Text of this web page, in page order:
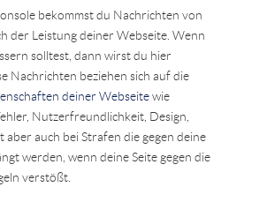
bekommst du Nachrichten von
der Leistung deiner Webseite. Wenn
solltest, dann wirst du hier
Nachrichten beziehen sich auf die
deiner Webseitewie
Nutzerfreundlichkeit, Design,
aber auch bei Strafen die gegen deine
werden, wenn deine Seite gegen die
verstößt.